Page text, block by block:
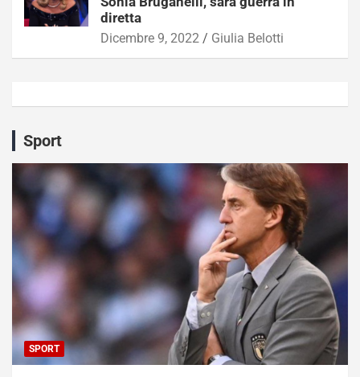
diretta
Dicembre 9, 2022 Giulia Belotti
Sport
SPORT